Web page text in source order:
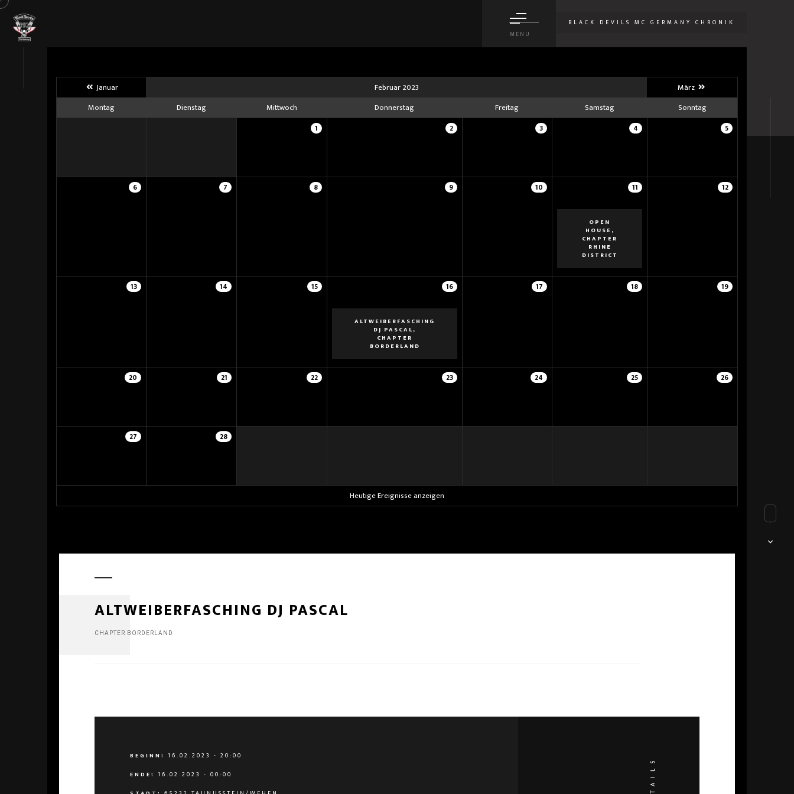
MENU
BLACK DEVILS MC GERMANY CHRONIK
Januar Februar 2023
März
Montag
Dienstag Mittwoch Donnerstag Freitag Samstag Sonntag
1 2 3 4 5
6 7 8 9 10 11
OPEN
HOUSE,
CHAPTER
RHINE
DISTRICT
12
13 14 15 16
ALTWEIBERFASCHING
DJ PASCAL,
CHAPTER
BORDERLAND
17 18 19
20 21 22 23 24 25 26
27 28
Heutige Ereignisse anzeigen
ALTWEIBERFASCHING DJ PASCAL
CHAPTER BORDERLAND
BEGINN:
16.02.2023 - 20:00
ENDE:
16.02.2023 - 00:00